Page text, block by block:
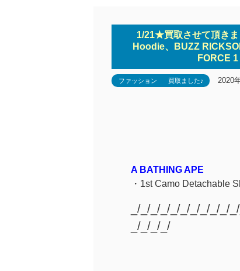
1/21★買取させて頂き
Hoodie、BUZZ
FORCE
ファッション 買取ました♪ 2020
A BATHING APE
・1st Camo Detachable
_/_/_/_/_/_/_/_/_/_/
_/_/_/_/